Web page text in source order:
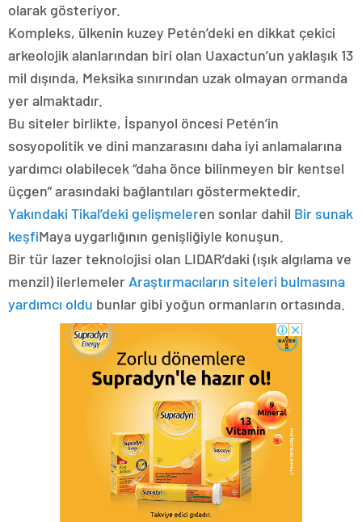
olarak gösteriyor.
Kompleks, ülkenin kuzey Petén’deki en dikkat çekici
arkeolojik alanlarından biri olan Uaxactun’un yaklaşık 13
mil dışında, Meksika sınırından uzak olmayan ormanda
yer almaktadır.
Bu siteler birlikte, İspanyol öncesi Petén’in
sosyopolitik ve dini manzarasını daha iyi anlamalarına
yardımcı olabilecek “daha ​​önce bilinmeyen bir kentsel
üçgen” arasındaki bağlantıları göstermektedir.
Yakındaki Tikal’deki gelişmeleren sonlar dahil Bir sunak
keşfiMaya uygarlığının genişliğiyle konuşun.
Bir tür lazer teknolojisi olan LIDAR’daki (ışık algılama ve
menzil) ilerlemeler Araştırmacıların siteleri bulmasına
yardımcı oldu bunlar gibi yoğun ormanların ortasında.